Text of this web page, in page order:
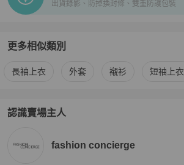
出貨錄影、防掉換封條、雙重防護包裝
更多相似類別
更多Saint Laurent 男裝 相似商品推薦
長袖上衣 外套 襯衫 短袖上衣
認識賣場主人
PopChill 拍拍圈嚴選賣家
fashion concierge